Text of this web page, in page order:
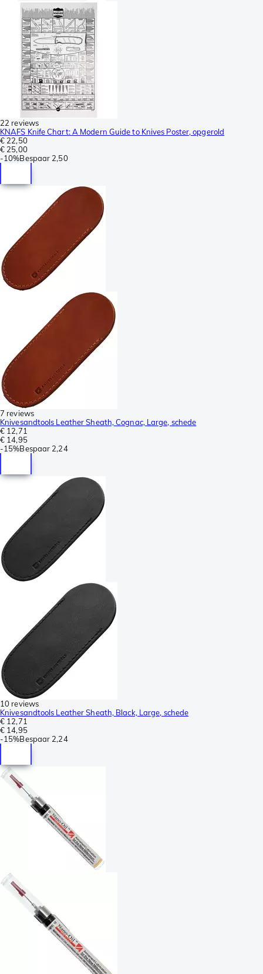
22 reviews
KNAFS Knife Chart: A Modern Guide to Knives Poster, opgerold
€ 22,50
€ 25,00
-10%Bespaar 2,50
7 reviews
Knivesandtools Leather Sheath, Cognac, Large, schede
€ 12,71
€ 14,95
-15%Bespaar 2,24
10 reviews
Knivesandtools Leather Sheath, Black, Large, schede
€ 12,71
€ 14,95
-15%Bespaar 2,24